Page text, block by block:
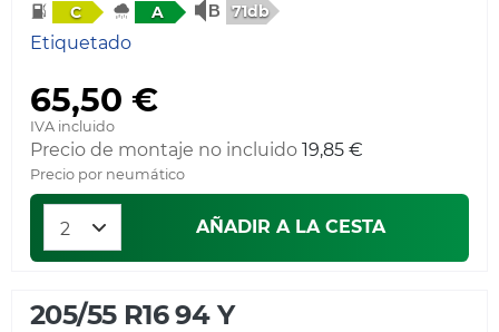
C A 71db
Etiquetado
65,50 €
IVA incluido
Precio de montaje no incluido 19,85 €
Precio por neumático
AÑADIR A LA CESTA
205/55 R16 94 Y